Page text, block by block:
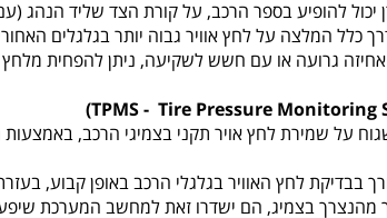
כלל המלצה על לחץ אוויר גבוה יותר בגלגלים
אחיזה גרועה או עם חשש לשקיעה, ניתן להפחית
על שמירת לחץ אויר תקני בצמיגי הרכב,
בבדיקת לחץ האוויר בגלגלי הרכב באופן קבוע,
מהנצרך בצמיג, הם ישדרו זאת למחשב המערכת